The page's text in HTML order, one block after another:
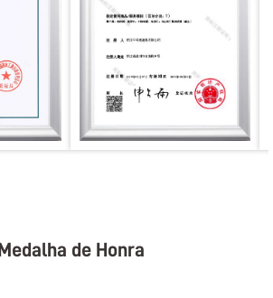
Medalha de Honra